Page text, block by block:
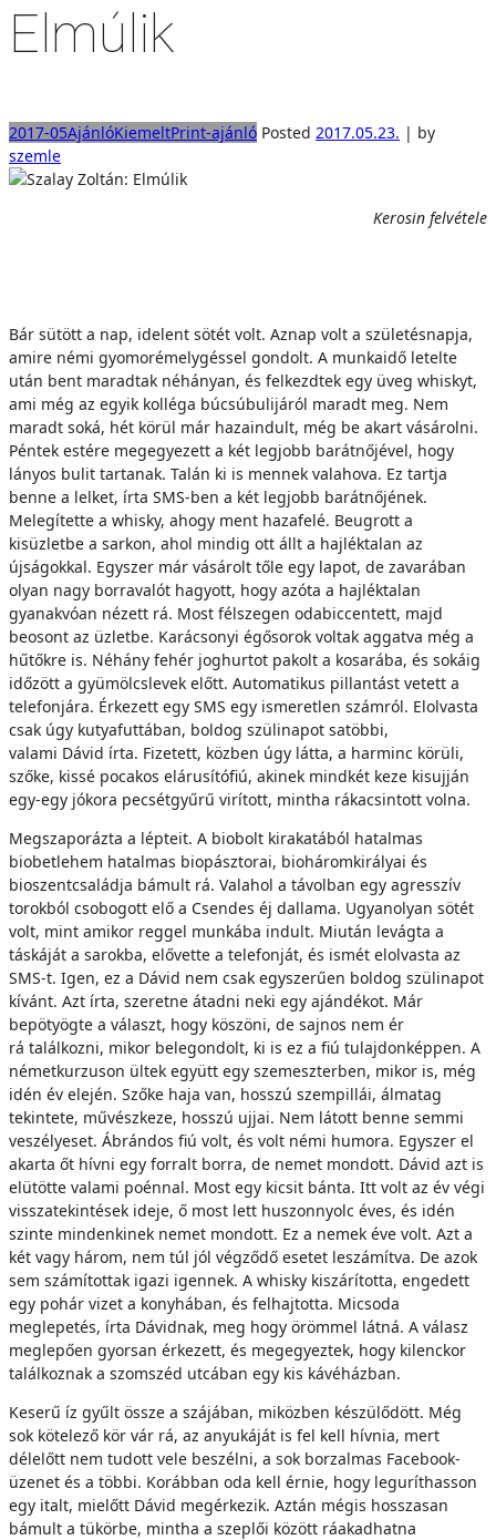
Elmúlik
2017-05AjánlóKiemeltPrint-ajánló Posted 2017.05.23. | by
szemle
Kerosin felvétele
Bár sütött a nap, idelent sötét volt. Aznap volt a születésnapja,
amire némi gyomorémelygéssel gondolt. A munkaidő letelte
után bent maradtak néhányan, és felkezdtek egy üveg whiskyt,
ami még az egyik kolléga búcsúbulijáról maradt meg. Nem
maradt soká, hét körül már hazaindult, még be akart vásárolni.
Péntek estére megegyezett a két legjobb barátnőjével, hogy
lányos bulit tartanak. Talán ki is mennek valahova. Ez tartja
benne a lelket, írta SMS-ben a két legjobb barátnőjének.
Melegítette a whisky, ahogy ment hazafelé. Beugrott a
kisüzletbe a sarkon, ahol mindig ott állt a hajléktalan az
újságokkal. Egyszer már vásárolt tőle egy lapot, de zavarában
olyan nagy borravalót hagyott, hogy azóta a hajléktalan
gyanakvóan nézett rá. Most félszegen odabiccentett, majd
beosont az üzletbe. Karácsonyi égősorok voltak aggatva még a
hűtőkre is. Néhány fehér joghurtot pakolt a kosarába, és sokáig
időzött a gyümölcslevek előtt. Automatikus pillantást vetett a
telefonjára. Érkezett egy SMS egy ismeretlen számról. Elolvasta
csak úgy kutyafuttában, boldog szülinapot satöbbi,
valami Dávid írta. Fizetett, közben úgy látta, a harminc körüli,
szőke, kissé pocakos elárusítófiú, akinek mindkét keze kisujján
egy-egy jókora pecsétgyűrű virított, mintha rákacsintott volna.
Megszaporázta a lépteit. A biobolt kirakatából hatalmas
biobetlehem hatalmas biopásztorai, bioháromkirályai és
bioszentcsaládja bámult rá. Valahol a távolban egy agresszív
torokból csobogott elő a Csendes éj dallama. Ugyanolyan sötét
volt, mint amikor reggel munkába indult. Miután levágta a
táskáját a sarokba, elővette a telefonját, és ismét elolvasta az
SMS-t. Igen, ez a Dávid nem csak egyszerűen boldog szülinapot
kívánt. Azt írta, szeretne átadni neki egy ajándékot. Már
bepötyögte a választ, hogy köszöni, de sajnos nem ér
rá találkozni, mikor belegondolt, ki is ez a fiú tulajdonképpen. A
németkurzuson ültek együtt egy szemeszterben, mikor is, még
idén év elején. Szőke haja van, hosszú szempillái, álmatag
tekintete, művészkeze, hosszú ujjai. Nem látott benne semmi
veszélyeset. Ábrándos fiú volt, és volt némi humora. Egyszer el
akarta őt hívni egy forralt borra, de nemet mondott. Dávid azt is
elütötte valami poénnal. Most egy kicsit bánta. Itt volt az év végi
visszatekintések ideje, ő most lett huszonnyolc éves, és idén
szinte mindenkinek nemet mondott. Ez a nemek éve volt. Azt a
két vagy három, nem túl jól végződő esetet leszámítva. De azok
sem számítottak igazi igennek. A whisky kiszárította, engedett
egy pohár vizet a konyhában, és felhajtotta. Micsoda
meglepetés, írta Dávidnak, meg hogy örömmel látná. A válasz
meglepően gyorsan érkezett, és megegyeztek, hogy kilenckor
találkoznak a szomszéd utcában egy kis kávéházban.
Keserű íz gyűlt össze a szájában, miközben készülődött. Még
sok kötelező kör vár rá, az anyukáját is fel kell hívnia, mert
délelőtt nem tudott vele beszélni, a sok borzalmas Facebook-
üzenet és a többi. Korábban oda kell érnie, hogy leguríthasson
egy italt, mielőtt Dávid megérkezik. Aztán mégis hosszasan
bámult a tükörbe, mintha a szeplői között ráakadhatna